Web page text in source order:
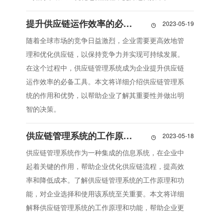
提升供应链运作效率的必备工具：供应链管理系统 2023-05-19
随着全球市场的竞争日益激烈，企业需要更高效地管
理和优化供应链，以保持竞争力并实现可持续发展。
在这个过程中，供应链管理系统成为企业提升供应链
运作效率的必备工具。本文将详细介绍供应链管理系
统的作用和优势，以帮助企业了解其重要性并做出明
智的决策。
供应链管理系统的工作原理与功能详解 2023-05-18
供应链管理系统作为一种集成的信息系统，在企业中
起着关键的作用，帮助企业优化供应链流程，提高效
率和降低成本。了解供应链管理系统的工作原理和功
能，对企业选择和使用该系统至关重要。本文将详细
解释供应链管理系统的工作原理和功能，帮助企业更